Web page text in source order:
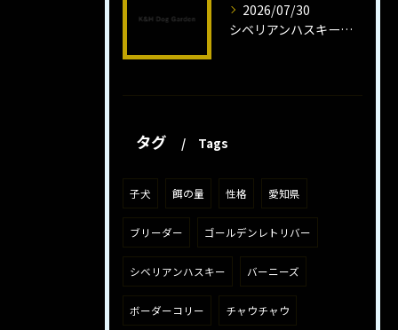
2026/07/30
シベリアンハスキー子犬の魅力と飼育法
タグ Tags
子犬 餌の量 性格 愛知県
ブリーダー ゴールデンレトリバー
シベリアンハスキー バーニーズ
ボーダーコリー チャウチャウ